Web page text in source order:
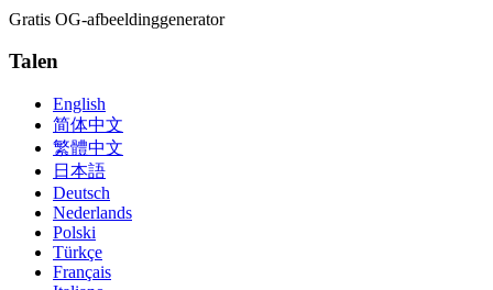
Gratis OG-afbeeldinggenerator
Talen
English
简体中文
繁體中文
日本語
Deutsch
Nederlands
Polski
Türkçe
Français